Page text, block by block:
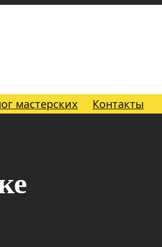
мастерских Контакты